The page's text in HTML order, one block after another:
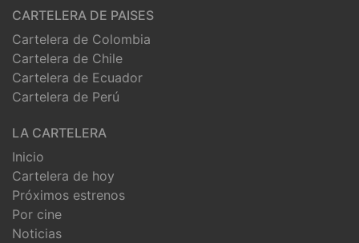
CARTELERA DE PAISES
Cartelera de Colombia
Cartelera de Chile
Cartelera de Ecuador
Cartelera de Perú
LA CARTELERA
Inicio
Cartelera de hoy
Próximos estrenos
Por cine
Noticias